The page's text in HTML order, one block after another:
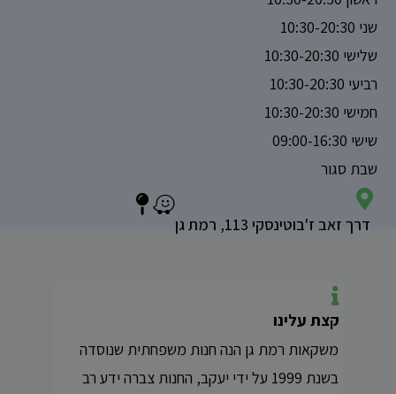
שני 10:30-20:30
שלישי 10:30-20:30
רביעי 10:30-20:30
חמישי 10:30-20:30
שישי 09:00-16:30
שבת סגור
דרך זאב ז'בוטינסקי 113, רמת גן
קצת עלינו
משקאות רמת גן הנה חנות משפחתית שנוסדה
בשנת 1999 על ידי יעקב, החנות צברה ידע רב